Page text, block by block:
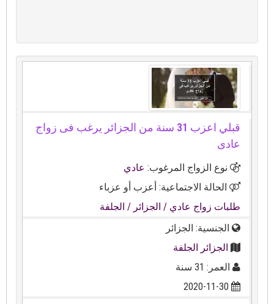
قبلي اعزب 31 سنة من الجزائر يرغب فى زواج
عادى
نوع الزواج المرغوب:عادي
الحالة الاجتماعية: أعزب أو عزباء
طلبات زواج عادي/ الجزائر / الجلفة
الجنسية: الجزائر
الجزائر الجلفة
العمر: 31 سنة
2020-11-30